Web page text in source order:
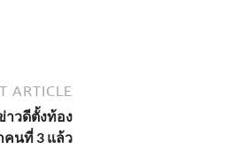
ARTICLE
าวดีตั้งท้อง
คนที่ 3 แล้ว